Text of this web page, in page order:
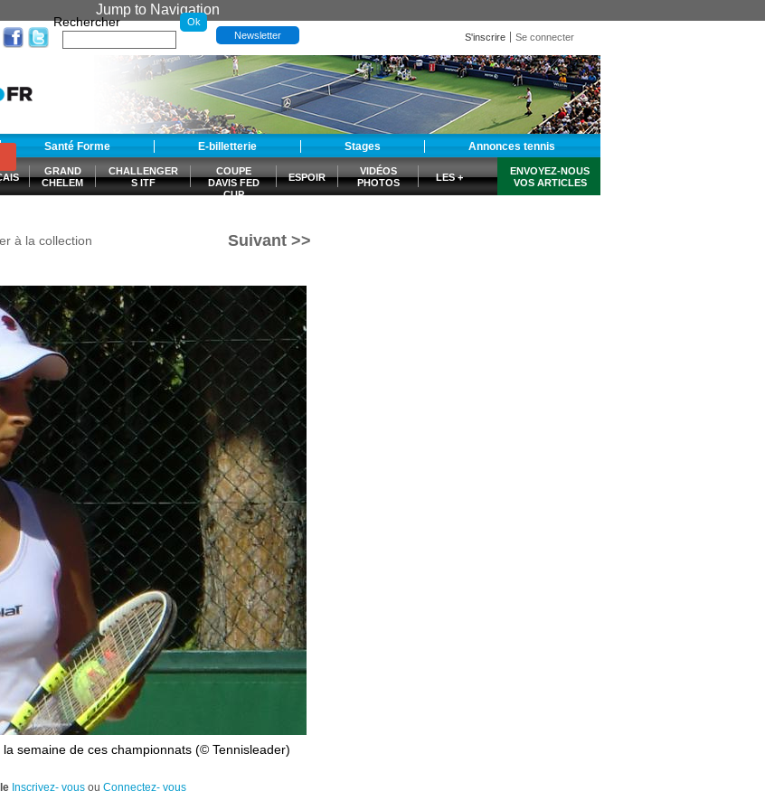
Jump to Navigation
Rechercher
Newsletter S'inscrire Se connecter
Santé Forme E-billetterie Stages Annonces tennis
GRAND
CHELEM
CHALLENGER
S ITF
COUPE
DAVIS FED
CUP
ESPOIR
VIDÉOS
PHOTOS
LES +
ENVOYEZ-NOUS
VOS ARTICLES
à la collection Suivant >>
semaine de ces championnats (© Tennisleader)
Inscrivez- vous ou Connectez- vous